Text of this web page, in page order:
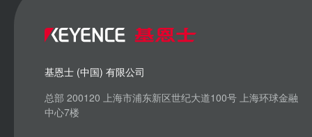
基恩士 (中国) 有限公司
总部 200120 上海市浦东新区世纪大道100号 上海环球金融
中心7楼